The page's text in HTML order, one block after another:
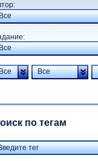
Все
по тегам